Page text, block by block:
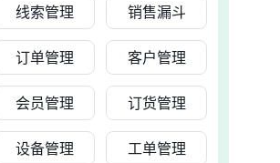
线索管理 销售漏斗
订单管理 客户管理
会员管理 订货管理
设备管理 工单管理